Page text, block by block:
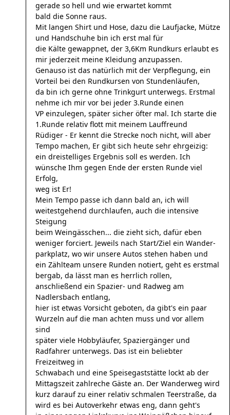
gerade so hell und wie erwartet kommt
bald die Sonne raus.
Mit langen Shirt und Hose, dazu die Laufjacke, Mütze
und Handschuhe bin ich erst mal für
die Kälte gewappnet, der 3,6Km Rundkurs erlaubt es
mir jederzeit meine Kleidung anzupassen.
Genauso ist das natürlich mit der Verpflegung, ein
Vorteil bei den Rundkursen von Stundenläufen,
da bin ich gerne ohne Trinkgurt unterwegs. Erstmal
nehme ich mir vor bei jeder 3.Runde einen
VP einzulegen, später sicher öfter mal. Ich starte die
1.Runde relativ flott mit meinem Lauffreund
Rüdiger - Er kennt die Strecke noch nicht, will aber
Tempo machen, Er gibt sich heute sehr ehrgeizig:
ein dreistelliges Ergebnis soll es werden. Ich
wünsche Ihm gegen Ende der ersten Runde viel
Erfolg,
weg ist Er!
Mein Tempo passe ich dann bald an, ich will
weitestgehend durchlaufen, auch die intensive
Steigung
beim Weingässchen... die zieht sich, dafür eben
weniger forciert. Jeweils nach Start/Ziel ein Wander-
parkplatz, wo wir unsere Autos stehen haben und
ein Zählteam unsere Runden notiert, geht es erstmal
bergab, da lässt man es herrlich rollen,
anschließend ein Spazier- und Radweg am
Nadlersbach entlang,
hier ist etwas Vorsicht geboten, da gibt's ein paar
Wurzeln auf die man achten muss und vor allem
sind
später viele Hobbyläufer, Spaziergänger und
Radfahrer unterwegs. Das ist ein beliebter
Freizeitweg in
Schwabach und eine Speisegaststätte lockt ab der
Mittagszeit zahlreche Gäste an. Der Wanderweg wird
kurz darauf zu einer relativ schmalen Teerstraße, da
wird es bei Autoverkehr etwas eng, dann geht's